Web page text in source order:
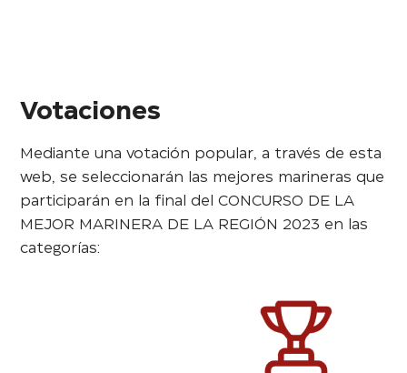
Votaciones
Mediante una votación popular, a través de esta
web, se seleccionarán las mejores marineras que
participarán en la final del CONCURSO DE LA
MEJOR MARINERA DE LA REGIÓN 2023 en las
categorías: